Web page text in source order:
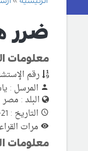
ضرر
معلومات
رقم
المرسل :
البلد : مصر
التاريخ : 21-12-2009
مرات القراءة
معلومات